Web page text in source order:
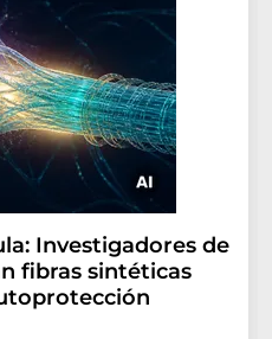
Investigadores de
fibras sintéticas